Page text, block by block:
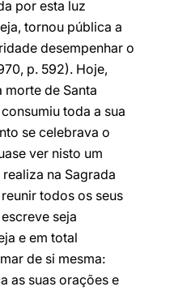
por esta luz
tornou pública a
desempenhar o
p. 592). Hoje,
morte de Santa
toda a sua
se celebrava o
ver nisto um
na Sagrada
todos os seus
seja
e em total
de si mesma:
as suas orações e